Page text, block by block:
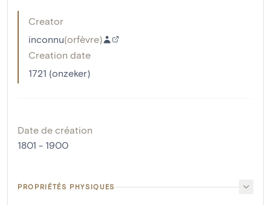
Creator
inconnu(orfèvre)
Creation date
1721 (onzeker)
Date de création
1801 - 1900
PROPRIÉTÉS PHYSIQUES